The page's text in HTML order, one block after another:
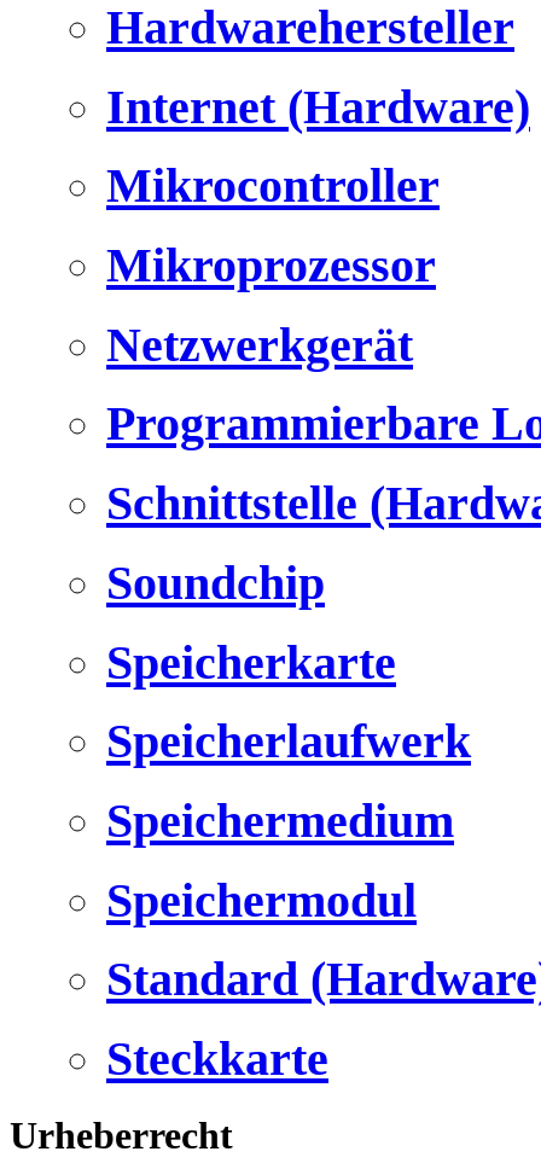
Hardwarehersteller
Internet (Hardware)
Mikrocontroller
Mikroprozessor
Netzwerkgerät
Programmierbare
Schnittstelle
Soundchip
Speicherkarte
Speicherlaufwerk
Speichermedium
Speichermodul
Standard
Steckkarte
Urheberrecht